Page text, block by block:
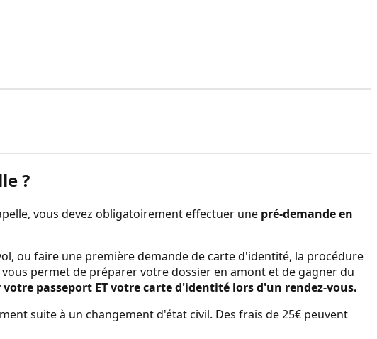
?
, vous devez obligatoirement effectuer une pré-demande en
ou faire une première demande de carte d'identité, la procédure
permet de préparer votre dossier en amont et de gagner du
passeport ET votre carte d'identité lors d'un rendez-vous.
suite à un changement d'état civil. Des frais de 25€ peuvent